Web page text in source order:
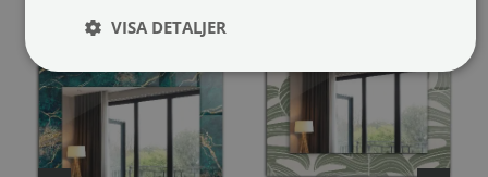
VISA DETALJER